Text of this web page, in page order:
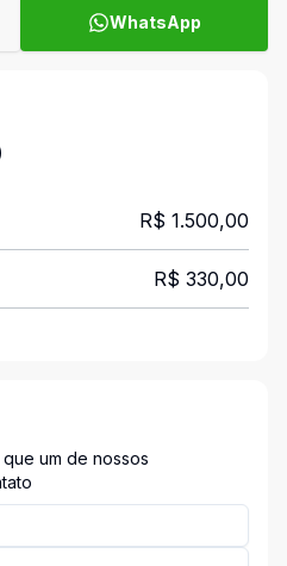
WhatsApp
R$ 1.500,00
R$ 330,00
um de nossos